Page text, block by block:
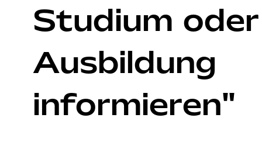
Studium oder
Ausbildung
informieren"